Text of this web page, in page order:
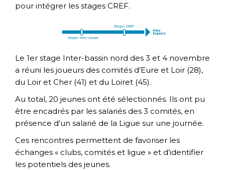
pour intégrer les stages CREF.
Le 1er stage Inter-bassin nord des 3 et 4 novembre
a réuni les joueurs des comités d’Eure et Loir (28),
du Loir et Cher (41) et du Loiret (45).
Au total, 20 jeunes ont été sélectionnés. Ils ont pu
être encadrés par les salariés des 3 comités, en
présence d’un salarié de la Ligue sur une journée.
Ces rencontres permettent de favoriser les
échanges « clubs, comités et ligue » et d’identifier
les potentiels des jeunes.